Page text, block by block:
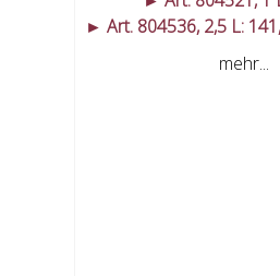
► Art. 804536, 2,5 L:
mehr...